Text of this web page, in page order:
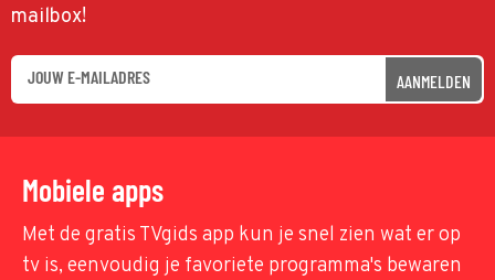
mailbox!
AANMELDEN
Mobiele apps
Met de gratis TVgids app kun je snel zien wat er op
tv is, eenvoudig je favoriete programma's bewaren